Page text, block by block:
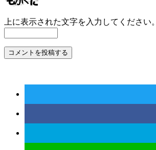
上に表示された文字を入力してください。